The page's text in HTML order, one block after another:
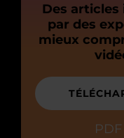
Des articles
par des
mieux